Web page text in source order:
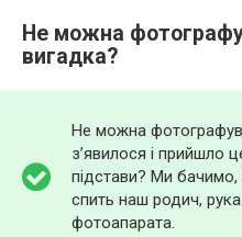
Не можна
вигадка?
Не можна
з’явилося і прийшло
підстави? Ми
спить наш родич,
фотоапарата.